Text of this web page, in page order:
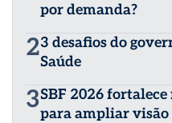
por demanda?
23 desafios do
Saúde
3SBF 2026
para ampliar visão